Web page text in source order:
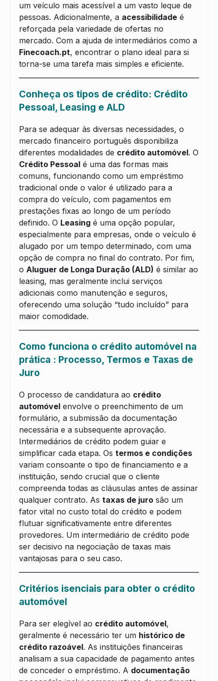
um veículo mais acessível a um vasto leque de
pessoas. Adicionalmente, a acessibilidade é
reforçada pela variedade de ofertas no
mercado. Com a ajuda de intermediários como a
Finecoach.pt, encontrar o plano ideal para si
torna-se uma tarefa mais simples e eficiente.
Conheça os tipos de crédito: Crédito
Pessoal, Leasing e ALD
Para se adequar às diversas necessidades, o
mercado financeiro português disponibiliza
diferentes modalidades de crédito automóvel. O
Crédito Pessoal é uma das formas mais
comuns, funcionando como um empréstimo
tradicional onde o valor é utilizado para a
compra do veículo, com pagamentos em
prestações fixas ao longo de um período
definido. O Leasing é uma opção popular,
especialmente para empresas, onde o veículo é
alugado por um tempo determinado, com uma
opção de compra no final do contrato. Por fim,
o Aluguer de Longa Duração (ALD) é similar ao
leasing, mas geralmente inclui serviços
adicionais como manutenção e seguros,
oferecendo uma solução “tudo incluído” para
maior comodidade.
Como funciona o crédito automóvel na
prática : Processo, Termos e Taxas de
Juro
O processo de candidatura ao crédito
automóvel envolve o preenchimento de um
formulário, a submissão da documentação
necessária e a subsequente aprovação.
Intermediários de crédito podem guiar e
simplificar cada etapa. Os termos e condições
variam consoante o tipo de financiamento e a
instituição, sendo crucial que o cliente
compreenda todas as cláusulas antes de assinar
qualquer contrato. As taxas de juro são um
fator vital no custo total do crédito e podem
flutuar significativamente entre diferentes
provedores. Um intermediário de crédito pode
ser decisivo na negociação de taxas mais
vantajosas para o seu caso.
Critérios isenciais para obter o crédito
automóvel
Para ser elegível ao crédito automóvel,
geralmente é necessário ter um histórico de
crédito razoável. As instituições financeiras
analisam a sua capacidade de pagamento antes
de conceder o empréstimo. A documentação